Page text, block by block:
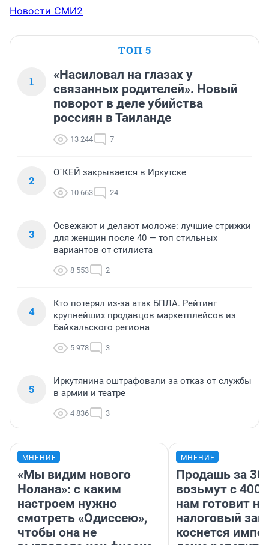
Новости СМИ2
ТОП 5
1
«Насиловал на глазах у
связанных родителей». Новый
поворот в деле убийства
россиян в Таиланде
13 244 7
2
О`КЕЙ закрывается в Иркутске
10 663 24
3
Освежают и делают моложе: лучшие стрижки
для женщин после 40 — топ стильных
вариантов от стилиста
8 553 2
4
Кто потерял из-за атак БПЛА. Рейтинг
крупнейших продавцов маркетплейсов из
Байкальского региона
5 978 3
5
Иркутянина оштрафовали за отказ от службы
в армии и театре
4 836 3
МНЕНИЕ
«Мы видим нового
Нолана»: с каким
настроем нужно
смотреть «Одиссею»,
чтобы она не
МНЕНИЕ
Продашь за
возьмут с
нам готовит
налоговый
коснется